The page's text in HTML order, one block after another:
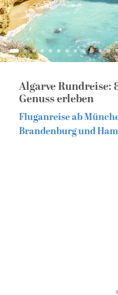
Eventreisen
Alleinreisende
Nord- & Ostsee
Kurzurlaub
Europa
Algarve Rundreise:
Genuss erleben
Fluganreise ab
Brandenburg und